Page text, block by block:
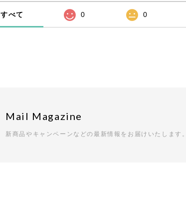
すべて 0 0
Mail Magazine
新商品やキャンペーンなどの最新情報をお届けいたします。